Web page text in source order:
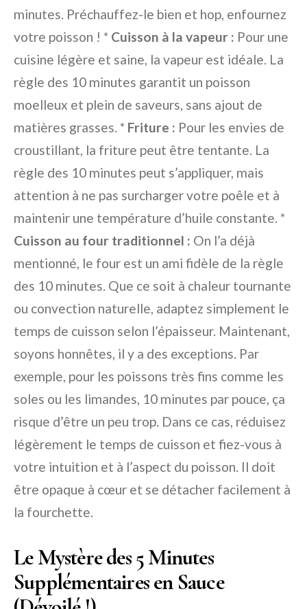
minutes. Préchauffez-le bien et hop, enfournez
votre poisson ! * Cuisson à la vapeur : Pour une
cuisine légère et saine, la vapeur est idéale. La
règle des 10 minutes garantit un poisson
moelleux et plein de saveurs, sans ajout de
matières grasses. * Friture : Pour les envies de
croustillant, la friture peut être tentante. La
règle des 10 minutes peut s’appliquer, mais
attention à ne pas surcharger votre poêle et à
maintenir une température d’huile constante. *
Cuisson au four traditionnel : On l’a déjà
mentionné, le four est un ami fidèle de la règle
des 10 minutes. Que ce soit à chaleur tournante
ou convection naturelle, adaptez simplement le
temps de cuisson selon l’épaisseur. Maintenant,
soyons honnêtes, il y a des exceptions. Par
exemple, pour les poissons très fins comme les
soles ou les limandes, 10 minutes par pouce, ça
risque d’être un peu trop. Dans ce cas, réduisez
légèrement le temps de cuisson et fiez-vous à
votre intuition et à l’aspect du poisson. Il doit
être opaque à cœur et se détacher facilement à
la fourchette.
Le Mystère des 5 Minutes
Supplémentaires en Sauce